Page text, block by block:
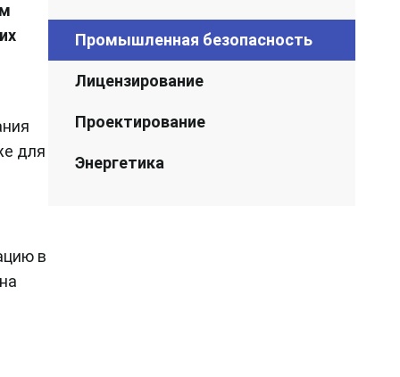
для
в
Промышленная безопасность
Лицензирование
Проектирование
Энергетика